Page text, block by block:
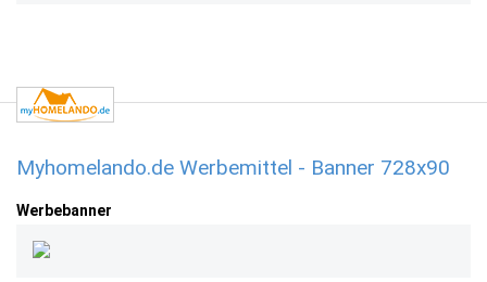
Myhomelando.de Werbemittel - Banner 728x90
Werbebanner